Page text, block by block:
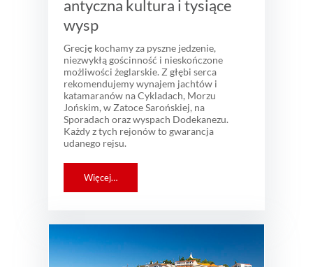
antyczna kultura i tysiące
wysp
Grecję kochamy za pyszne jedzenie,
niezwykłą gościnność i nieskończone
możliwości żeglarskie. Z głębi serca
rekomendujemy wynajem jachtów i
katamaranów na Cykladach, Morzu
Jońskim, w Zatoce Sarońskiej, na
Sporadach oraz wyspach Dodekanezu.
Każdy z tych rejonów to gwarancja
udanego rejsu.
Więcej…